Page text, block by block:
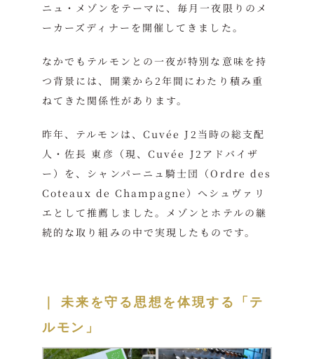
ニュ・メゾンをテーマに、毎月一夜限りのメ
ーカーズディナーを開催してきました。
なかでもテルモンとの一夜が特別な意味を持
つ背景には、開業から2年間にわたり積み重
ねてきた関係性があります。
昨年、テルモンは、Cuvée J2当時の総支配
人・佐長 東彦（現、Cuvée J2アドバイザ
ー）を、シャンパーニュ騎士団（Ordre des
Coteaux de Champagne）へシュヴァリ
エとして推薦しました。メゾンとホテルの継
続的な取り組みの中で実現したものです。
｜未来を守る思想を体現する「テ
ルモン」